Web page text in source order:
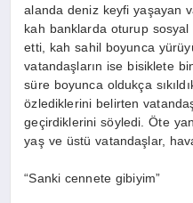
alanda deniz keyfi yaşayan
kah banklarda oturup
etti, kah sahil boyunca
vatandaşların ise bisiklete
süre boyunca oldukça
özlediklerini belirten
geçirdiklerini söyledi. Öte
yaş ve üstü vatandaşlar,
“Sanki cennete gibiyim”